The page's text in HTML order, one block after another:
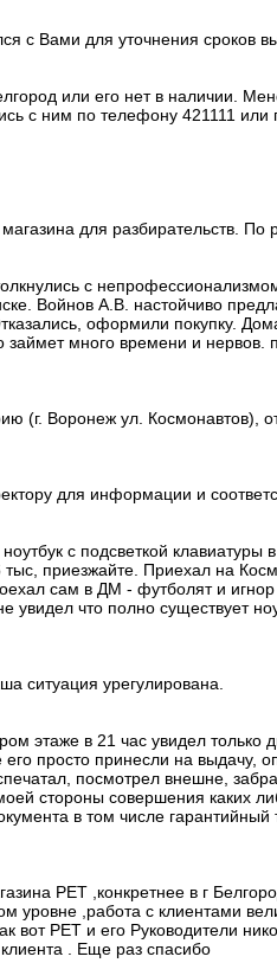
с Вами для уточнения сроков
или его нет в наличии.
с ним по телефону 421111
для разбирательств.
с
Войнов А.В. настойчиво
оформили покупку.
много времени и
(г. Воронеж ул.
для информации и
с подсветкой
приезжайте. Приехал на
сам в ДМ - футболят и
что полно существует
ситуация урегулирована.
этаже в 21 час увидел
просто принесли на выдачу,
посмотрел внешне,
стороны совершения каких
в том числе
РЕТ ,конкретнее в г
уровне ,работа с клиентами
вот РЕТ и его Руководители
. Еще раз спасибо